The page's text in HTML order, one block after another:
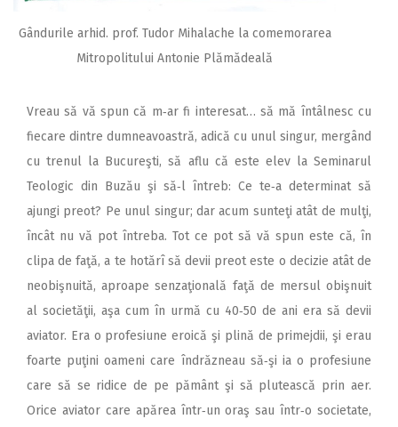
Gândurile arhid. prof. Tudor Mihalache la comemorarea
Mitropolitului Antonie Plămădeală
Vreau să vă spun că m‑ar fi interesat… să mă întâlnesc cu
fiecare dintre dumneavoastră, adică cu unul singur, mergând
cu trenul la Bucureşti, să aflu că este elev la Seminarul
Teologic din Buzău şi să‑l întreb: Ce te‑a determinat să
ajungi preot? Pe unul singur; dar acum sunteţi atât de mulţi,
încât nu vă pot întreba. Tot ce pot să vă spun este că, în
clipa de faţă, a te hotărî să devii preot este o decizie atât de
neobişnuită, aproape senzaţională faţă de mersul obişnuit
al societăţii, aşa cum în urmă cu 40‑50 de ani era să devii
aviator. Era o profesiune eroică şi plină de primejdii, şi erau
foarte puţini oameni care îndrăzneau să‑şi ia o profesiune
care să se ridice de pe pământ şi să plutească prin aer.
Orice aviator care apărea într‑un oraş sau într‑o societate,